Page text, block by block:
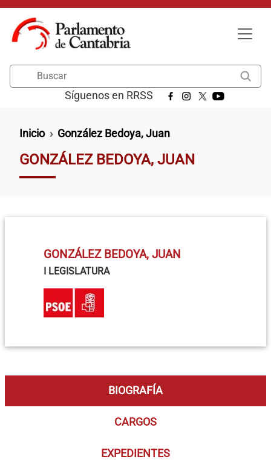
Pasar al contenido principal
Síguenos en RRSS
Ruta de navegación
Inicio González Bedoya, Juan
GONZÁLEZ BEDOYA, JUAN
GONZÁLEZ BEDOYA, JUAN
I LEGISLATURA
BIOGRAFÍA
CARGOS
EXPEDIENTES